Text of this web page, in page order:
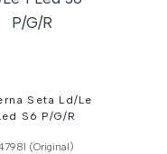
Seta Ld/Le
S6 P/G/R
(Original)